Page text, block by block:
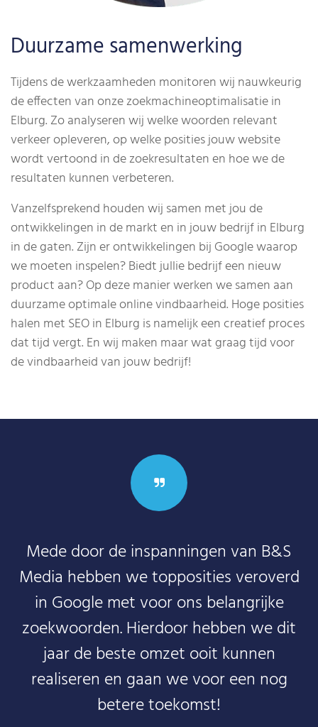
Duurzame samenwerking
Tijdens de werkzaamheden monitoren wij nauwkeurig
de effecten van onze zoekmachineoptimalisatie in
Elburg. Zo analyseren wij welke woorden relevant
verkeer opleveren, op welke posities jouw website
wordt vertoond in de zoekresultaten en hoe we de
resultaten kunnen verbeteren.
Vanzelfsprekend houden wij samen met jou de
ontwikkelingen in de markt en in jouw bedrijf in Elburg
in de gaten. Zijn er ontwikkelingen bij Google waarop
we moeten inspelen? Biedt jullie bedrijf een nieuw
product aan? Op deze manier werken we samen aan
duurzame optimale online vindbaarheid. Hoge posities
halen met SEO in Elburg is namelijk een creatief proces
dat tijd vergt. En wij maken maar wat graag tijd voor
de vindbaarheid van jouw bedrijf!
Mede door de inspanningen van B&S
Media hebben we topposities veroverd
in Google met voor ons belangrijke
zoekwoorden. Hierdoor hebben we dit
jaar de beste omzet ooit kunnen
realiseren en gaan we voor een nog
betere toekomst!